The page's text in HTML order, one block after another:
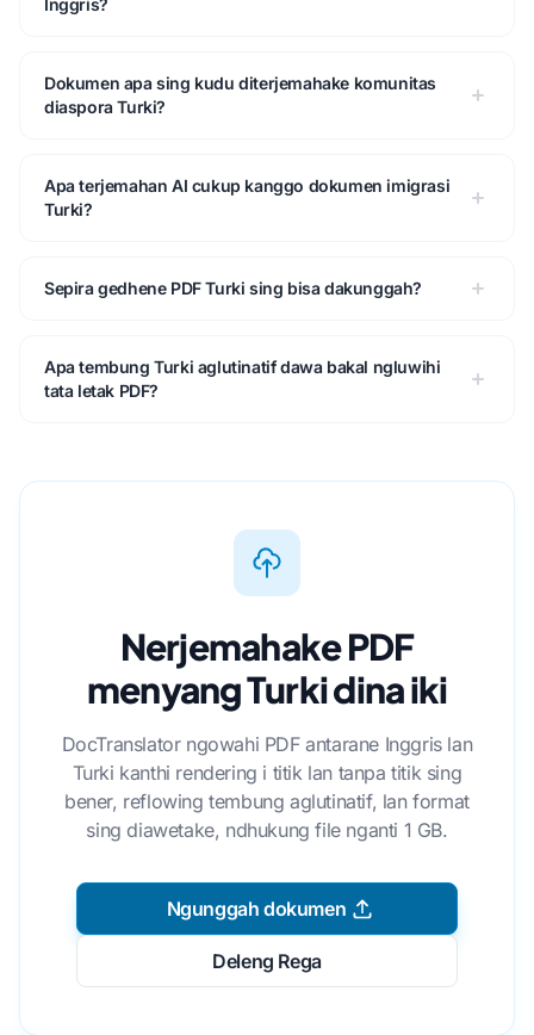
Dokumen apa sing kudu diterjemahake komunitas
diaspora Turki?
Apa terjemahan AI cukup kanggo dokumen imigrasi
Turki?
Sepira gedhene PDF Turki sing bisa dakunggah?
Apa tembung Turki aglutinatif dawa bakal ngluwihi
tata letak PDF?
Nerjemahake PDF
menyang Turki dina iki
DocTranslator ngowahi PDF antarane Inggris lan
Turki kanthi rendering i titik lan tanpa titik sing
bener, reflowing tembung aglutinatif, lan format
sing diawetake, ndhukung file nganti 1 GB.
Ngunggah dokumen
Deleng Rega